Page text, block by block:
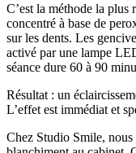
C’est la méthode la plus
concentré à base de
sur les dents. Les
activé par une lampe
séance dure 60 à 90
Résultat : un
L’effet est immédiat et
Chez Studio Smile,